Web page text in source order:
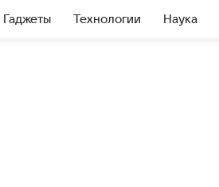
Гаджеты Технологии Наука